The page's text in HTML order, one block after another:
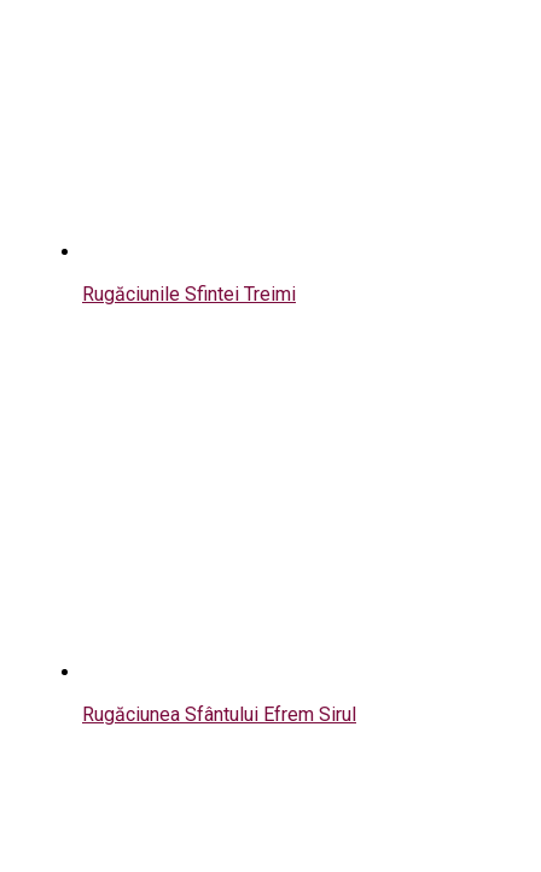
Rugăciunile Sfintei Treimi
Rugăciunea Sfântului Efrem Sirul